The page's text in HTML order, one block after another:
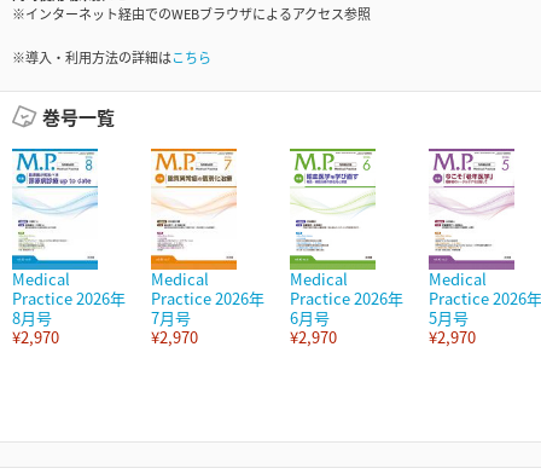
※インターネット経由でのWEBブラウザによるアクセス参照
※導入・利用方法の詳細はこちら
巻号一覧
Medical
Practice 2026年
8月号
¥2,970
Medical
Practice 2026年
7月号
¥2,970
Medical
Practice 2026年
6月号
¥2,970
Medical
Practice 2026年
5月号
¥2,970